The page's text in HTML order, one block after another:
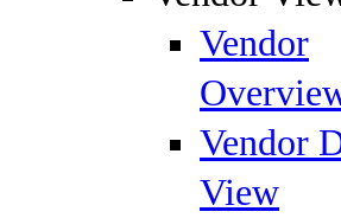
Vendor
Vendor
View